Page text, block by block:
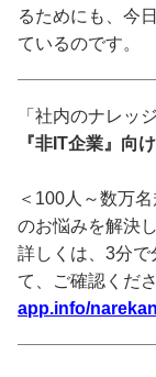
るためにも、今
ているのです。
「社内のナレッ
『非IT企業』向
＜100人～数万
のお悩みを解決
詳しくは、3分で
て、ご確認くださ
app.info/